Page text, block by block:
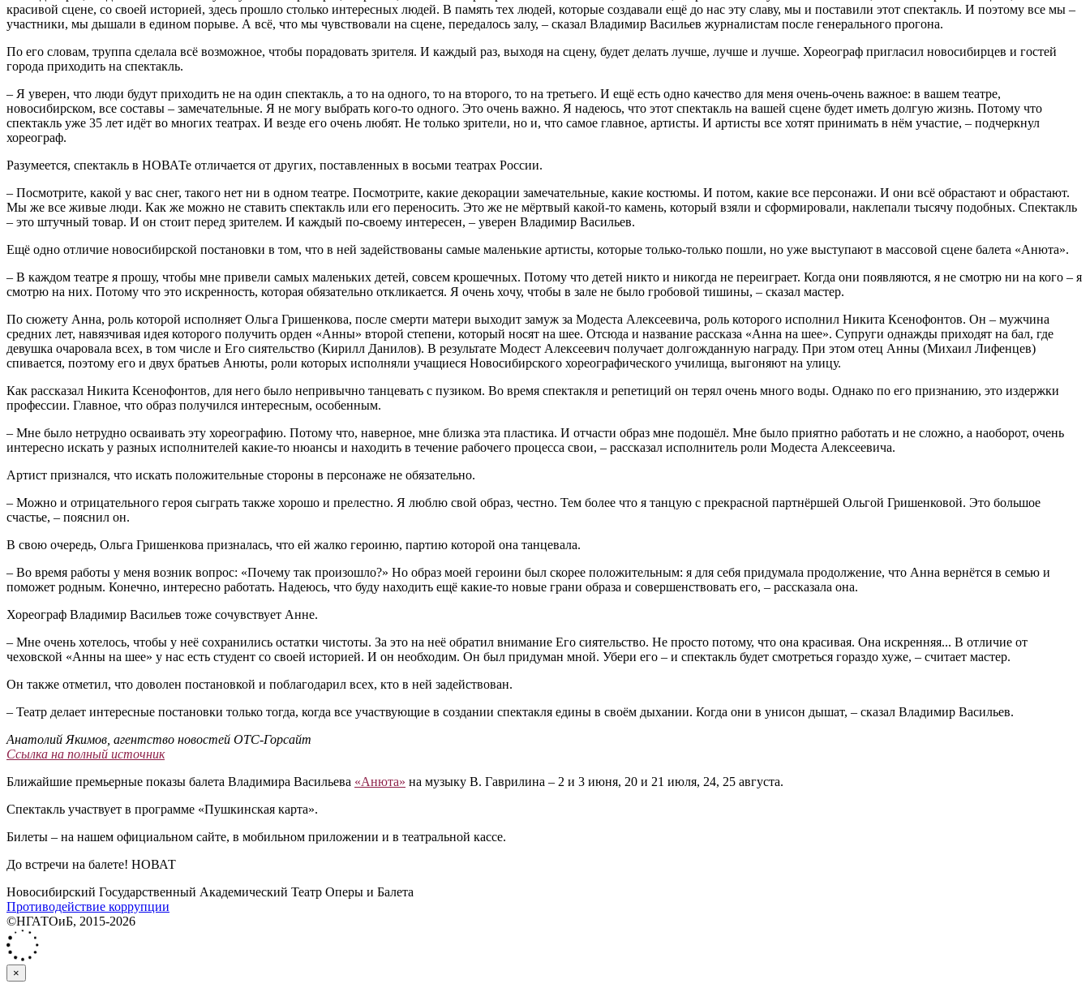
красивой сцене, со своей историей, здесь прошло столько интересных людей. В память тех людей, которые создавали ещё до нас эту славу, мы и поставили этот спектакль. И поэтому все мы –
участники, мы дышали в едином порыве. А всё, что мы чувствовали на сцене, передалось залу, – сказал Владимир Васильев журналистам после генерального прогона.
По его словам, труппа сделала всё возможное, чтобы порадовать зрителя. И каждый раз, выходя на сцену, будет делать лучше, лучше и лучше. Хореограф пригласил новосибирцев и гостей
города приходить на спектакль.
– Я уверен, что люди будут приходить не на один спектакль, а то на одного, то на второго, то на третьего. И ещё есть одно качество для меня очень-очень важное: в вашем театре,
новосибирском, все составы – замечательные. Я не могу выбрать кого-то одного. Это очень важно. Я надеюсь, что этот спектакль на вашей сцене будет иметь долгую жизнь. Потому что
спектакль уже 35 лет идёт во многих театрах. И везде его очень любят. Не только зрители, но и, что самое главное, артисты. И артисты все хотят принимать в нём участие, – подчеркнул
хореограф.
Разумеется, спектакль в НОВАТе отличается от других, поставленных в восьми театрах России.
– Посмотрите, какой у вас снег, такого нет ни в одном театре. Посмотрите, какие декорации замечательные, какие костюмы. И потом, какие все персонажи. И они всё обрастают и обрастают.
Мы же все живые люди. Как же можно не ставить спектакль или его переносить. Это же не мёртвый какой-то камень, который взяли и сформировали, наклепали тысячу подобных. Спектакль
– это штучный товар. И он стоит перед зрителем. И каждый по-своему интересен, – уверен Владимир Васильев.
Ещё одно отличие новосибирской постановки в том, что в ней задействованы самые маленькие артисты, которые только-только пошли, но уже выступают в массовой сцене балета «Анюта».
– В каждом театре я прошу, чтобы мне привели самых маленьких детей, совсем крошечных. Потому что детей никто и никогда не переиграет. Когда они появляются, я не смотрю ни на кого – я
смотрю на них. Потому что это искренность, которая обязательно откликается. Я очень хочу, чтобы в зале не было гробовой тишины, – сказал мастер.
По сюжету Анна, роль которой исполняет Ольга Гришенкова, после смерти матери выходит замуж за Модеста Алексеевича, роль которого исполнил Никита Ксенофонтов. Он – мужчина
средних лет, навязчивая идея которого получить орден «Анны» второй степени, который носят на шее. Отсюда и название рассказа «Анна на шее». Супруги однажды приходят на бал, где
девушка очаровала всех, в том числе и Его сиятельство (Кирилл Данилов). В результате Модест Алексеевич получает долгожданную награду. При этом отец Анны (Михаил Лифенцев)
спивается, поэтому его и двух братьев Анюты, роли которых исполняли учащиеся Новосибирского хореографического училища, выгоняют на улицу.
Как рассказал Никита Ксенофонтов, для него было непривычно танцевать с пузиком. Во время спектакля и репетиций он терял очень много воды. Однако по его признанию, это издержки
профессии. Главное, что образ получился интересным, особенным.
– Мне было нетрудно осваивать эту хореографию. Потому что, наверное, мне близка эта пластика. И отчасти образ мне подошёл. Мне было приятно работать и не сложно, а наоборот, очень
интересно искать у разных исполнителей какие-то нюансы и находить в течение рабочего процесса свои, – рассказал исполнитель роли Модеста Алексеевича.
Артист признался, что искать положительные стороны в персонаже не обязательно.
– Можно и отрицательного героя сыграть также хорошо и прелестно. Я люблю свой образ, честно. Тем более что я танцую с прекрасной партнёршей Ольгой Гришенковой. Это большое
счастье, – пояснил он.
В свою очередь, Ольга Гришенкова призналась, что ей жалко героиню, партию которой она танцевала.
– Во время работы у меня возник вопрос: «Почему так произошло?» Но образ моей героини был скорее положительным: я для себя придумала продолжение, что Анна вернётся в семью и
поможет родным. Конечно, интересно работать. Надеюсь, что буду находить ещё какие-то новые грани образа и совершенствовать его, – рассказала она.
Хореограф Владимир Васильев тоже сочувствует Анне.
– Мне очень хотелось, чтобы у неё сохранились остатки чистоты. За это на неё обратил внимание Его сиятельство. Не просто потому, что она красивая. Она искренняя... В отличие от
чеховской «Анны на шее» у нас есть студент со своей историей. И он необходим. Он был придуман мной. Убери его – и спектакль будет смотреться гораздо хуже, – считает мастер.
Он также отметил, что доволен постановкой и поблагодарил всех, кто в ней задействован.
– Театр делает интересные постановки только тогда, когда все участвующие в создании спектакля едины в своём дыхании. Когда они в унисон дышат, – сказал Владимир Васильев.
Анатолий Якимов, агентство новостей ОТС-Горсайт
Ссылка на полный источник
Ближайшие премьерные показы балета Владимира Васильева «Анюта» на музыку В. Гаврилина – 2 и 3 июня, 20 и 21 июля, 24, 25 августа.
Спектакль участвует в программе «Пушкинская карта».
Билеты – на нашем официальном сайте, в мобильном приложении и в театральной кассе.
До встречи на балете! НОВАТ
Новосибирский Государственный Академический Театр Оперы и Балета
Противодействие коррупции
©НГАТОиБ, 2015-2026
×